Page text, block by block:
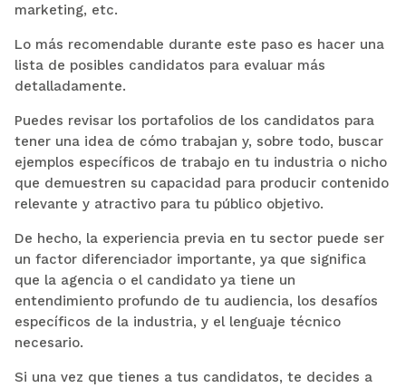
marketing, etc.
Lo más recomendable durante este paso es hacer una
lista de posibles candidatos para evaluar más
detalladamente.
Puedes revisar los portafolios de los candidatos para
tener una idea de cómo trabajan y, sobre todo, buscar
ejemplos específicos de trabajo en tu industria o nicho
que demuestren su capacidad para producir contenido
relevante y atractivo para tu público objetivo.
De hecho, la experiencia previa en tu sector puede ser
un factor diferenciador importante, ya que significa
que la agencia o el candidato ya tiene un
entendimiento profundo de tu audiencia, los desafíos
específicos de la industria, y el lenguaje técnico
necesario.
Si una vez que tienes a tus candidatos, te decides a